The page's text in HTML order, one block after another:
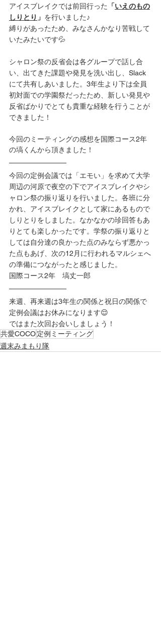
アイスブレイクでは前回行った
「いえのもの
しりとり 」 を行いました♪
縛りがあったため、みなさんかなり苦戦して
いたみたいです💦
シャロン祭の反省会は各グループで話し合
い、出てきた課題や発見を洗い出し、Slack
にて共有しあいました。3年生より下は全員
初対面での学園祭だったため、新しい発見や
反省ばかりでとても貴重な経験を行うことが
できました！
今回のミーティングの感想を国際コース2年
の塙くんから頂きました！
今回の定例会議では「エモい」を求めて大学
周辺の河原で夜空の下でアイスブレイクやシ
ャロン祭の振り返りを行いました。各班に分
かれ、アイスブレイクとして家にあるもので
しりとりをしました。なかなかの珍回答もあ
りとても楽しかったです。学祭の振り返りと
しては自分達の良かった点のみならず悪かっ
た点もあげ、次の12月に行われるマルシェへ
の準備につながったと感じました。
国際コース2年　塙丈一郎
来週、再来週は3年生の関係と祝日の関係で
定例会議はお休みになります😌
ではまた次回お会いしましょう！
共愛COCO定例ミーティング
週末みまもり隊